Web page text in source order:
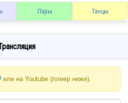
Пары Танцы
или на Youtube (плеер ниже).